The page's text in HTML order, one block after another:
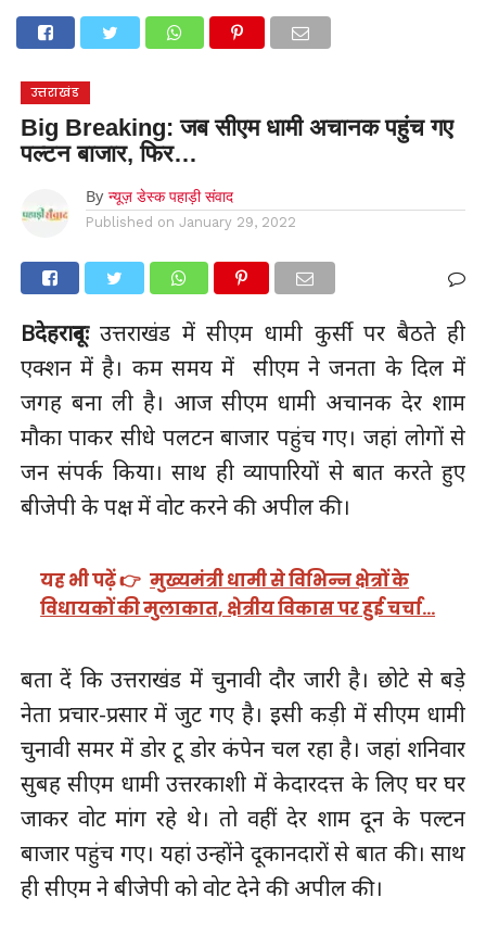
देहरादूननैनीताल
मनोरंजन
उत्तराखंड
Big Breaking: जब सीएम धामी अचानक पहुंच गए
पल्टन बाजार, फिर…
By न्यूज़ डेस्क पहाड़ी संवाद
Published on January 29, 2022
Bदेहरादूनःउत्तराखंड में सीएम धामी कुर्सी पर बैठते ही
एक्शन में है। कम समय में सीएम ने जनता के दिल में
जगह बना ली है। आज सीएम धामी अचानक देर शाम
मौका पाकर सीधे पलटन बाजार पहुंच गए। जहां लोगों से
जन संपर्क किया। साथ ही व्यापारियों से बात करते हुए
बीजेपी के पक्ष में वोट करने की अपील की।
यह भी पढ़ें 👉 मुख्यमंत्री धामी से विभिन्न क्षेत्रों के
विधायकों की मुलाकात, क्षेत्रीय विकास पर हुई चर्चा…
बता दें कि उत्तराखंड में चुनावी दौर जारी है। छोटे से बड़े
नेता प्रचार-प्रसार में जुट गए है। इसी कड़ी में सीएम धामी
चुनावी समर में डोर टू डोर कंपेन चल रहा है। जहां शनिवार
सुबह सीएम धामी उत्तरकाशी में केदारदत्त के लिए घर घर
जाकर वोट मांग रहे थे। तो वहीं देर शाम दून के पल्टन
बाजार पहुंच गए। यहां उन्होंने दूकानदारों से बात की। साथ
ही सीएम ने बीजेपी को वोट देने की अपील की।